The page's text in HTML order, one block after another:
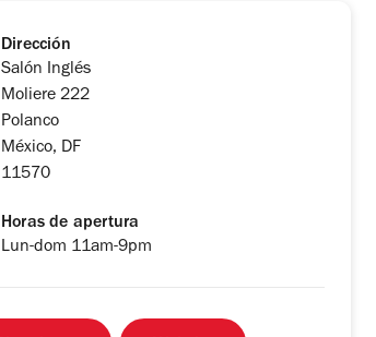
Dirección
Salón Inglés
Moliere 222
Polanco
México, DF
11570
Horas de apertura
Lun-dom 11am-9pm